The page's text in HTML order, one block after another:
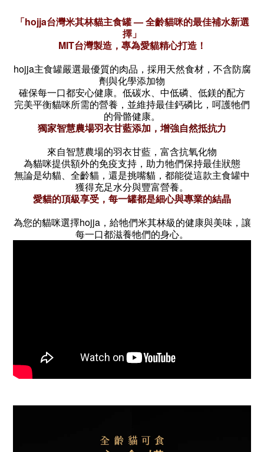
「hojja台灣米其林貓主食罐 — 全齡貓咪的最佳補水新選
擇」
MIT台灣製造，專為愛貓精心打造！
hojja主食罐嚴選最優質的肉品，採用天然食材，不含防腐
劑與化學添加物
確保每一口都安心健康。低碳水、中低磷、低鎂的配方
完美平衡貓咪所需的營養，並維持最佳鈣磷比，呵護牠們
的骨骼健康。
獨家智慧農場羽衣甘藍添加，增強自然抵抗力
來自智慧農場的羽衣甘藍，富含抗氧化物
為貓咪提供額外的免疫支持，助力牠們保持最佳狀態
無論是幼貓、全齡貓，還是挑嘴貓，都能從這款主食罐中
獲得充足水分與豐富營養。
愛貓的頂級享受，每一罐都是細心與專業的結晶
為您的貓咪選擇hojja，給牠們米其林級的健康與美味，讓
每一口都滋養牠們的身心。